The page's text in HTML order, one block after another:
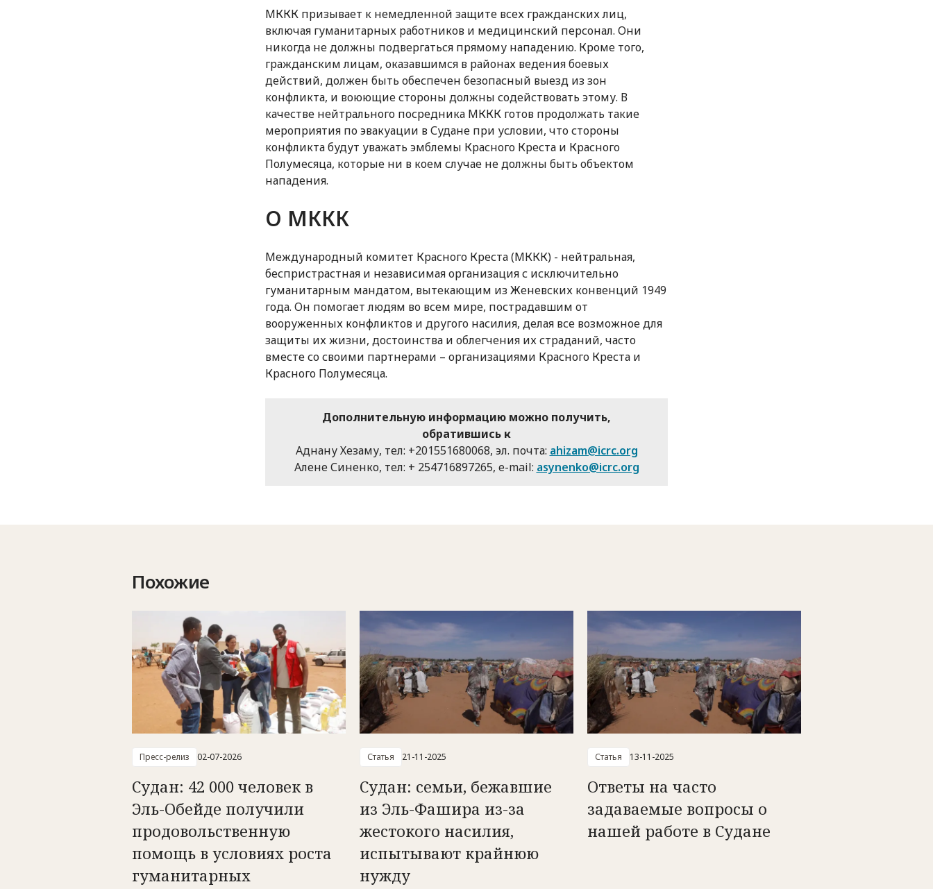
МККК призывает к немедленной защите всех гражданских лиц,
включая гуманитарных работников и медицинский персонал. Они
никогда не должны подвергаться прямому нападению. Кроме того,
гражданским лицам, оказавшимся в районах ведения боевых
действий, должен быть обеспечен безопасный выезд из зон
конфликта, и воюющие стороны должны содействовать этому. В
качестве нейтрального посредника МККК готов продолжать такие
мероприятия по эвакуации в Судане при условии, что стороны
конфликта будут уважать эмблемы Красного Креста и Красного
Полумесяца, которые ни в коем случае не должны быть объектом
нападения.
О МККК
Международный комитет Красного Креста (МККК) - нейтральная,
беспристрастная и независимая организация с исключительно
гуманитарным мандатом, вытекающим из Женевских конвенций 1949
года. Он помогает людям во всем мире, пострадавшим от
вооруженных конфликтов и другого насилия, делая все возможное для
защиты их жизни, достоинства и облегчения их страданий, часто
вместе со своими партнерами – организациями Красного Креста и
Красного Полумесяца.
Дополнительную информацию можно получить,
обратившись к
Аднану Хезаму, тел: +201551680068, эл. почта: ahizam@icrc.org
Алене Синенко, тел: + 254716897265, e-mail: asynenko@icrc.org
Похожие
Пресс-релиз 02-07-2026
Судан: 42 000 человек в
Эль-Обейде получили
продовольственную
помощь в условиях роста
гуманитарных
Статья 21-11-2025
Судан: семьи, бежавшие
из Эль-Фашира из-за
жестокого насилия,
испытывают крайнюю
нужду
Статья 13-11-2025
Ответы на часто
задаваемые вопросы о
нашей работе в Судане